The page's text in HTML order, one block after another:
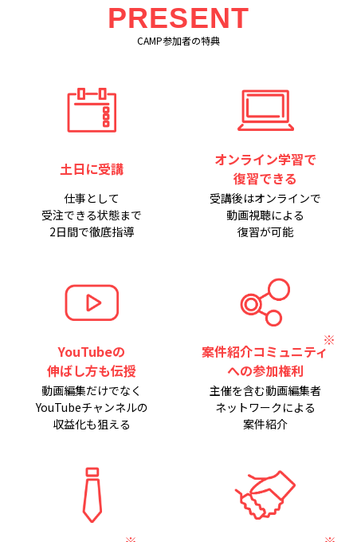
PRESENT
CAMP参加者の特典
土日に受講
仕事として
受注できる状態まで
2日間で徹底指導
オンライン学習で
復習できる
受講後はオンラインで
動画視聴による
復習が可能
YouTubeの
伸ばし方も伝授
動画編集だけでなく
YouTubeチャンネルの
収益化も狙える
案件紹介コミュニティ
への参加権利
主催を含む動画編集者
ネットワークによる
案件紹介